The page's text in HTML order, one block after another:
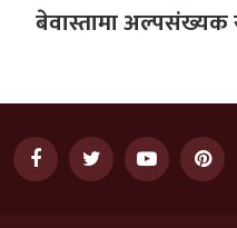
बेवास्तामा अल्पसंख्यक